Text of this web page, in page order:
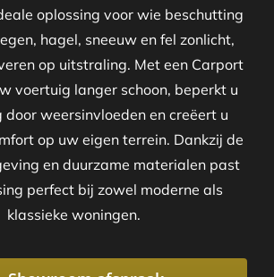
oplossing voor wie beschutting
hagel, sneeuw en fel zonlicht,
op uitstraling. Met een Carport
voertuig langer schoon, beperkt u
weersinvloeden en creëert u
op uw eigen terrein. Dankzij de
en duurzame materialen past
perfect bij zowel moderne als
klassieke woningen.